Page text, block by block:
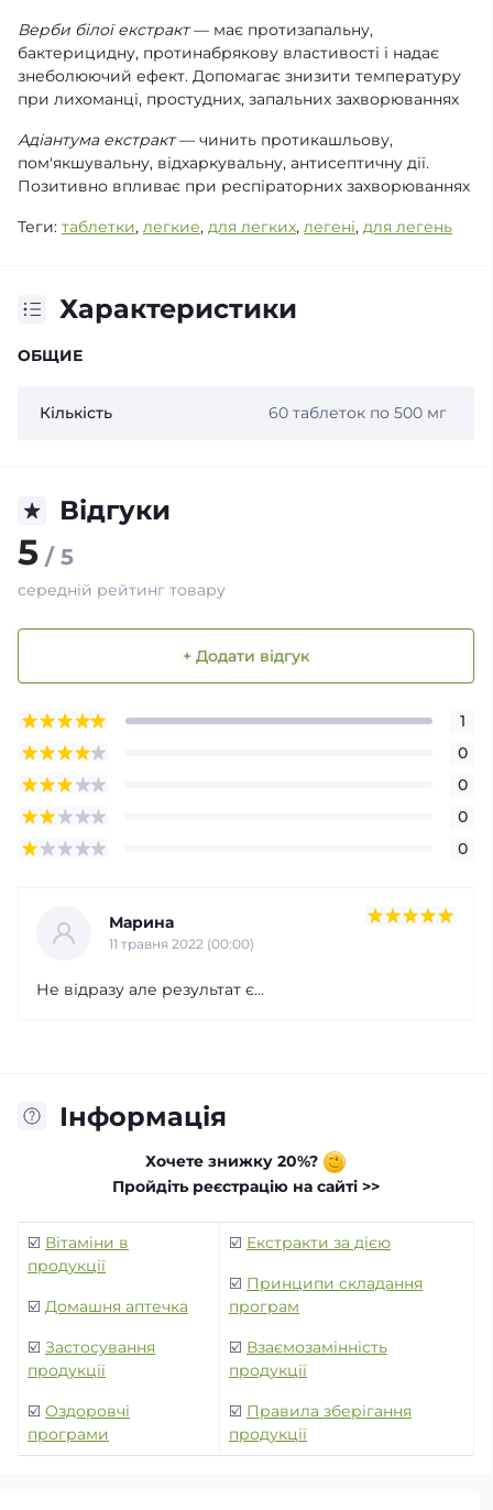
Верби білої екстракт— має протизапальну,
бактерицидну, протинабрякову властивості і надає
знеболюючий ефект. Допомагає знизити температуру
при лихоманці, простудних, запальних захворюваннях
Адіантума екстракт— чинить протикашльову,
пом'якшувальну, відхаркувальну, антисептичну дії.
Позитивно впливає при респіраторних захворюваннях
Теги: таблетки, легкие, для легких, легені, для легень
Характеристики
ОБЩИЕ
Кількість 60 таблеток по 500 мг
Відгуки
5 / 5
середній рейтинг товару
+ Додати відгук
1
0
0
0
0
Марина
11 травня 2022 (00:00)
Не відразу але результат є...
Інформація
Хочете знижку 20%?
Пройдіть реєстрацію на сайті >>
☑️ Вітаміни в
продукції
☑️ Домашня аптечка
☑️ Застосування
продукції
☑️ Оздоровчі
програми
☑️ Екстракти за дією
☑️ Принципи складання
програм
☑️ Взаємозамінність
продукції
☑️ Правила зберігання
продукції